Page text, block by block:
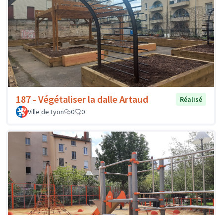
187 - Végétaliser la dalle Artaud
Réalisé
Ville de Lyon
0 0